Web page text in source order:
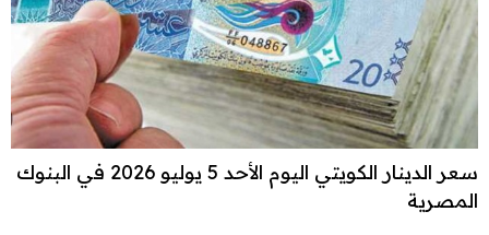
سعر الدينار الكويتي اليوم الأحد 5 يوليو 2026 في البنوك
المصرية